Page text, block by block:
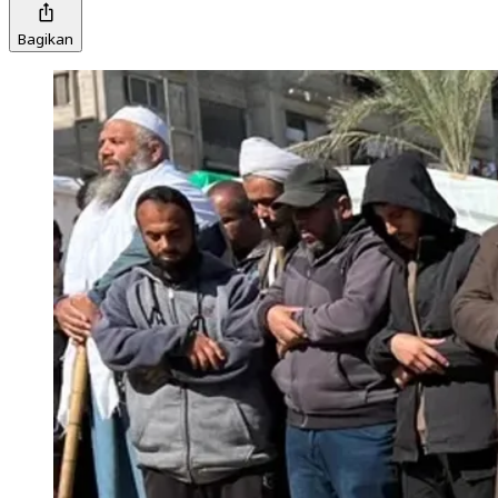
Bagikan